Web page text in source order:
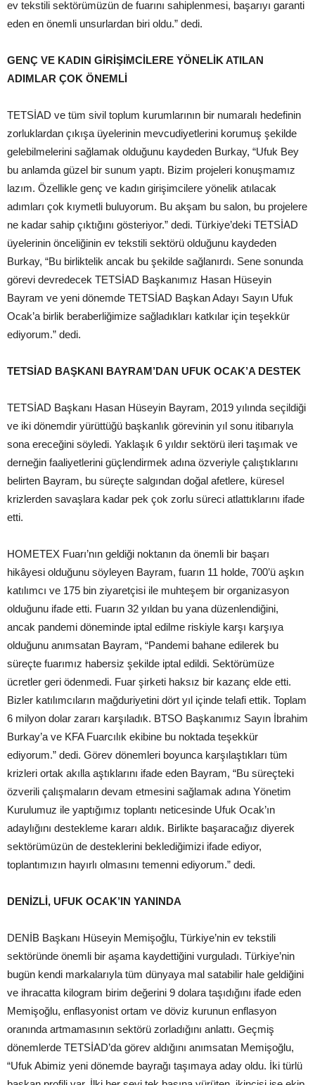
ev tekstili sektörümüzün de fuarını sahiplenmesi, başarıyı garanti
eden en önemli unsurlardan biri oldu.” dedi.
GENÇ VE KADIN GİRİŞİMCİLERE YÖNELİK ATILAN
ADIMLAR ÇOK ÖNEMLİ
TETSİAD ve tüm sivil toplum kurumlarının bir numaralı hedefinin
zorluklardan çıkışa üyelerinin mevcudiyetlerini korumuş şekilde
gelebilmelerini sağlamak olduğunu kaydeden Burkay, “Ufuk Bey
bu anlamda güzel bir sunum yaptı. Bizim projeleri konuşmamız
lazım. Özellikle genç ve kadın girişimcilere yönelik atılacak
adımları çok kıymetli buluyorum. Bu akşam bu salon, bu projelere
ne kadar sahip çıktığını gösteriyor.” dedi. Türkiye’deki TETSİAD
üyelerinin önceliğinin ev tekstili sektörü olduğunu kaydeden
Burkay, “Bu birliktelik ancak bu şekilde sağlanırdı. Sene sonunda
görevi devredecek TETSİAD Başkanımız Hasan Hüseyin
Bayram ve yeni dönemde TETSİAD Başkan Adayı Sayın Ufuk
Ocak’a birlik beraberliğimize sağladıkları katkılar için teşekkür
ediyorum.” dedi.
TETSİAD BAŞKANI BAYRAM’DAN UFUK OCAK’A DESTEK
TETSİAD Başkanı Hasan Hüseyin Bayram, 2019 yılında seçildiği
ve iki dönemdir yürüttüğü başkanlık görevinin yıl sonu itibarıyla
sona ereceğini söyledi. Yaklaşık 6 yıldır sektörü ileri taşımak ve
derneğin faaliyetlerini güçlendirmek adına özveriyle çalıştıklarını
belirten Bayram, bu süreçte salgından doğal afetlere, küresel
krizlerden savaşlara kadar pek çok zorlu süreci atlattıklarını ifade
etti.
HOMETEX Fuarı’nın geldiği noktanın da önemli bir başarı
hikâyesi olduğunu söyleyen Bayram, fuarın 11 holde, 700’ü aşkın
katılımcı ve 175 bin ziyaretçisi ile muhteşem bir organizasyon
olduğunu ifade etti. Fuarın 32 yıldan bu yana düzenlendiğini,
ancak pandemi döneminde iptal edilme riskiyle karşı karşıya
olduğunu anımsatan Bayram, “Pandemi bahane edilerek bu
süreçte fuarımız habersiz şekilde iptal edildi. Sektörümüze
ücretler geri ödenmedi. Fuar şirketi haksız bir kazanç elde etti.
Bizler katılımcıların mağduriyetini dört yıl içinde telafi ettik. Toplam
6 milyon dolar zararı karşıladık. BTSO Başkanımız Sayın İbrahim
Burkay’a ve KFA Fuarcılık ekibine bu noktada teşekkür
ediyorum.” dedi. Görev dönemleri boyunca karşılaştıkları tüm
krizleri ortak akılla aştıklarını ifade eden Bayram, “Bu süreçteki
özverili çalışmaların devam etmesini sağlamak adına Yönetim
Kurulumuz ile yaptığımız toplantı neticesinde Ufuk Ocak’ın
adaylığını destekleme kararı aldık. Birlikte başaracağız diyerek
sektörümüzün de desteklerini beklediğimizi ifade ediyor,
toplantımızın hayırlı olmasını temenni ediyorum.” dedi.
DENİZLİ, UFUK OCAK’IN YANINDA
DENİB Başkanı Hüseyin Memişoğlu, Türkiye’nin ev tekstili
sektöründe önemli bir aşama kaydettiğini vurguladı. Türkiye’nin
bugün kendi markalarıyla tüm dünyaya mal satabilir hale geldiğini
ve ihracatta kilogram birim değerini 9 dolara taşıdığını ifade eden
Memişoğlu, enflasyonist ortam ve döviz kurunun enflasyon
oranında artmamasının sektörü zorladığını anlattı. Geçmiş
dönemlerde TETSİAD’da görev aldığını anımsatan Memişoğlu,
“Ufuk Abimiz yeni dönemde bayrağı taşımaya aday oldu. İki türlü